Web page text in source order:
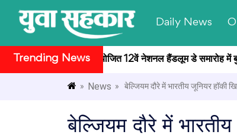
Daily News
Trending News
सांस्कृतिक केंद्र में आयोजित 12वें नेशनल हैंडलूम डे समारोह में
» News » बेल्जियम दौरे में भारतीय जूनियर हॉकी
बेल्जियम दौरे में